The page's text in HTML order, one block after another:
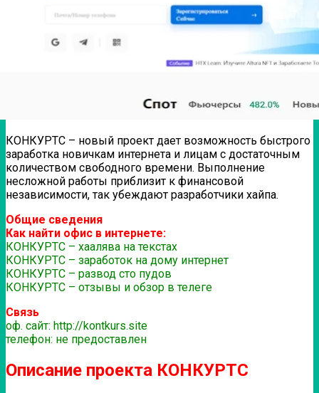
КОНКУРТС – новый проект дает возможность быстрого
заработка новичкам интернета и лицам с достаточным
количеством свободного времени. Выполнение
несложной работы приблизит к финансовой
независимости, так убеждают разработчики хайпа.
Общие сведения
Как найти офис в интернете:
КОНКУРТС – хаалява на текстах
КОНКУРТС – заработок на дому интернет
КОНКУРТС – развод сто пудов
КОНКУРТС – отзывы и обзор в телеге
Связь
оф. сайт: http://kontkurs.site
телефон: не предоставлен
Описание проекта КОНКУРТС